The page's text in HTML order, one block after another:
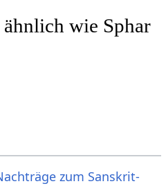
wie Sphar
zum Sanskrit-